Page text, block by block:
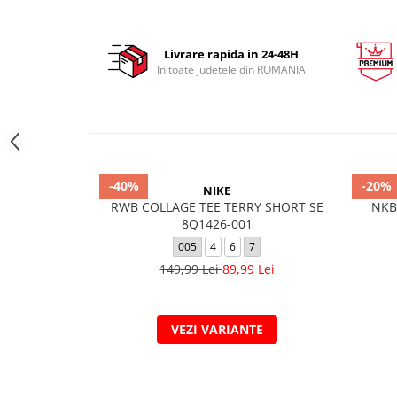
Livrare rapida in 24-48H
In toate judetele din ROMANIA
-40% NIKE
RWB COLLAGE TEE TERRY SHORT SE
8Q1426-001
005 4 6 7
149,99 Lei89,99 Lei
VEZI VARIANTE
-20%